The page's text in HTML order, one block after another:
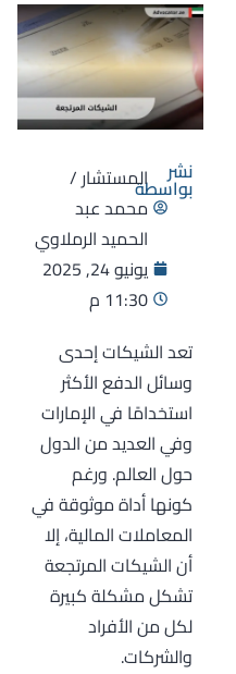
نشر
بواسطةالمستشار /
محمد عبد
الحميد الرملاوي
يونيو 24, 2025
11:30 م
تعد الشيكات إحدى
وسائل الدفع الأكثر
استخدامًا في الإمارات
وفي العديد من الدول
حول العالم. ورغم
كونها أداة موثوقة في
المعاملات المالية، إلا
أن الشيكات المرتجعة
تشكل مشكلة كبيرة
لكل من الأفراد
والشركات.